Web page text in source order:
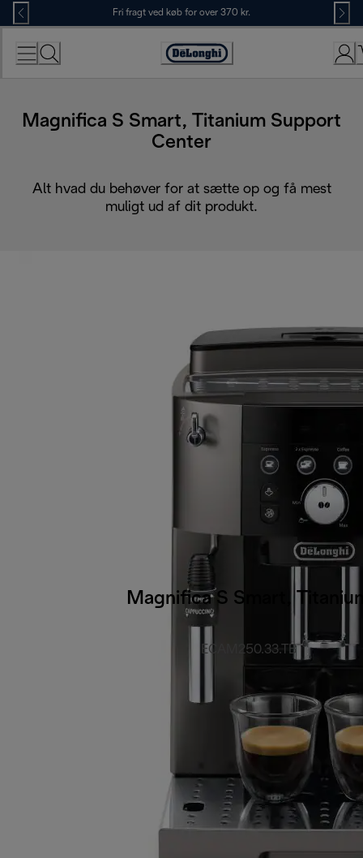
Skip
to
Content
Fri fragt ved køb for over 370 kr.
Accessibility
Magnifica S Smart, Titanium Support
Center
Alt hvad du behøver for at sætte op og få mest
muligt ud af dit produkt.
Magnifica S Smart,
ECAM250.33.TB